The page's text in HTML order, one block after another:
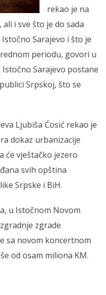
rekao je na
i sve što je do sada
Sarajevo i što je
periodu, govori u
Sarajevo postane
Srpskoj, što se
Ljubiša Ćosić rekao je
dokaz urbanizacije
će vještačko jezero
svih opština
Srpske i BiH.
u Istočnom Novom
zgrade
sa novom koncertnom
od osam miliona KM.